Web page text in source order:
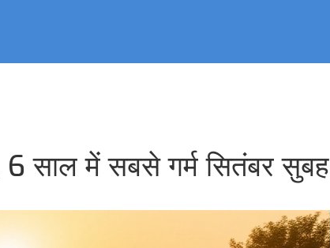
6 साल में सबसे गर्म सितंबर सुबह